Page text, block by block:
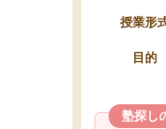
授業形
目的
塾探し